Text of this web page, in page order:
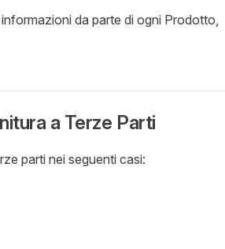
da parte di ogni Prodotto,
a Terze Parti
parti nei seguenti casi: